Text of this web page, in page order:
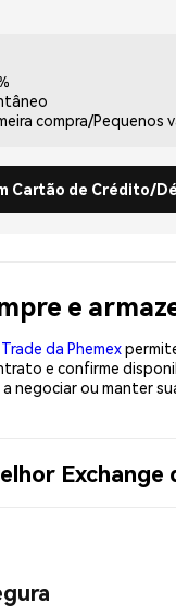
compra/Pequenos
Cartão de Crédito/
e
da Phemex
e confirme
negociar ou manter